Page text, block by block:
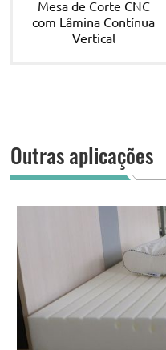
Mesa de Corte CNC
com Lâmina Contínua
Vertical
Outras aplicações